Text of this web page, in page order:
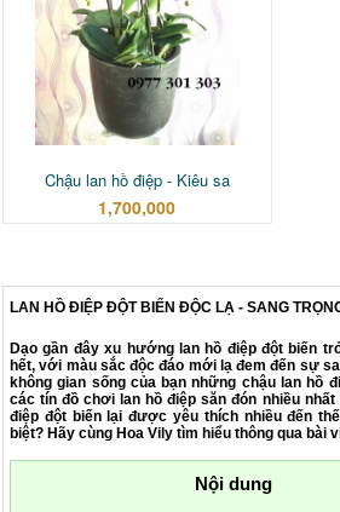
Chậu lan hồ điệp - Kiêu sa
1,700,000
LAN HỒ ĐIỆP ĐỘT BIẾN ĐỘC LẠ - SANG
Dạo gần đây xu hướng lan hồ điệp đột biến
hết, với màu sắc độc đáo mới lạ đem đến sự
không gian sống của bạn những chậu lan hồ
các tín đồ chơi lan hồ điệp săn đón nhiều
điệp đột biến lại được yêu thích nhiều đến
biệt? Hãy cùng Hoa Vily tìm hiểu thông qua bài
Nội dung